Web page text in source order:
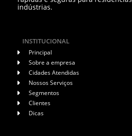
indústrias.
INSTITUCIONAL
Principal
Sobre a empresa
Cidades Atendidas
Nossos Serviços
Segmentos
Clientes
Dicas